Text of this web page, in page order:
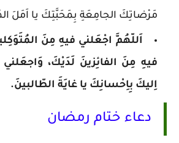
مَرْضاتِكَ الجامِعَةِ بِمَحَبَّتِكَ يا اَمَلَ
اَللّهُمَّ اجْعَلني فيهِ مِنَ
فيهِ مِنَ الفائِزينَ لَدَيْكَ،
اِليكَ بِاِحْسانِكَ يا غايَةَ الطّالبينَ.
دعاء ختام رمضان